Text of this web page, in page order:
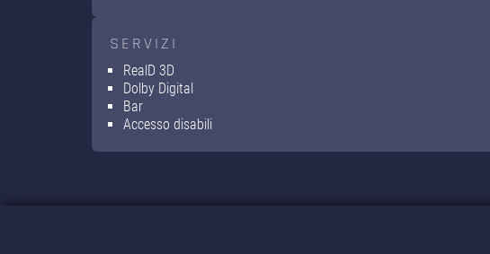
SERVIZI
RealD 3D
Dolby Digital
Bar
Accesso disabili